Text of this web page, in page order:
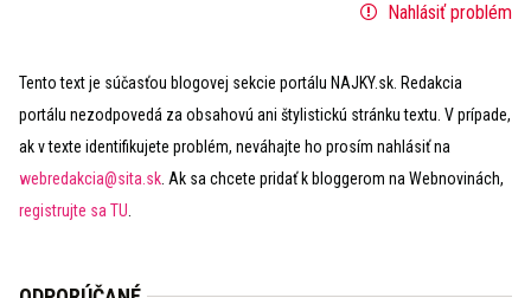
Nahlásiť problém
Tento text je súčasťou blogovej sekcie portálu NAJKY.sk. Redakcia
portálu nezodpovedá za obsahovú ani štylistickú stránku textu. V prípade,
ak v texte identifikujete problém, neváhajte ho prosím nahlásiť na
webredakcia@sita.sk . Ak sa chcete pridať k bloggerom na Webnovinách,
registrujte sa TU